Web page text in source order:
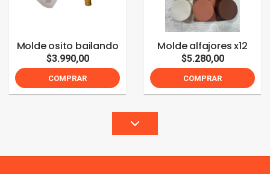
Molde osito bailando
$3.990,00
COMPRAR
Molde alfajores x12
$5.280,00
COMPRAR